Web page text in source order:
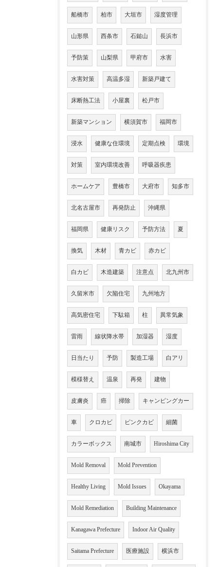
船橋市 柏市 大垣市 湿度管理
山形県 西条市 石鎚山 長浜市
予防策 山梨県 甲府市 水害
水害対策 高温多湿 新築戸建て
床断熱工法 小屋裏 松戸市
新築マンション 横須賀市 福岡市
浸水 健康な住環境 定期点検 環境
対策 室内環境改善 呼吸器疾患
ホームケア 豊橋市 大府市 知多市
北名古屋市 再発防止 沖縄県
福岡県 健康リスク 予防方法 夏
換気 木材 青カビ 赤カビ
白カビ 木造建築 注意点 北九州市
久留米市 欠陥住宅 九州地方
高気密住宅 下駄箱 柱 異常気象
雷雨 線状降水帯 加湿器 湿度
日当たり 予防 製造工場 白アリ
模様替え 温泉 再発 建物
皮膚炎 癌 掃除 キャンピングカー
車 クロカビ ピンクカビ 細菌
カラーボックス 南城市 Hiroshima City
Mold Removal Mold Prevention
Healthy Living Mold Issues Okayama
Mold Remediation Building Maintenance
Kanagawa Prefecture Indoor Air Quality
Saitama Prefecture 医療施設 横浜市